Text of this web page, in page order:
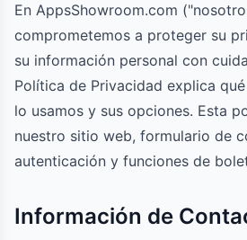
En AppsShowroom.com
comprometemos a proteger su
su información personal con
Política de Privacidad explica
lo usamos y sus opciones. Esta
nuestro sitio web, formulario de
autenticación y funciones de
Información de